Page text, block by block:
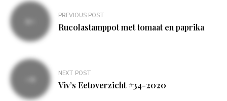
Bericht
navigatie
PREVIOUS POST
Rucolastamppot met tomaat en paprika
NEXT POST
Viv’s Eetoverzicht #34-2020